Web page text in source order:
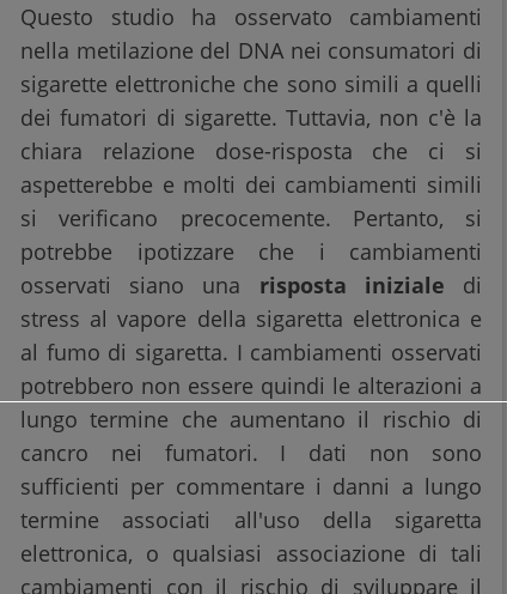
Questo studio ha osservato cambiamenti
nella metilazione del DNA nei consumatori di
sigarette elettroniche che sono simili a quelli
dei fumatori di sigarette. Tuttavia, non c'è la
chiara relazione dose-risposta che ci si
aspetterebbe e molti dei cambiamenti simili
si verificano precocemente. Pertanto, si
potrebbe ipotizzare che i cambiamenti
osservati siano una risposta iniziale di
stress al vapore della sigaretta elettronica e
al fumo di sigaretta. I cambiamenti osservati
potrebbero non essere quindi le alterazioni a
lungo termine che aumentano il rischio di
cancro nei fumatori. I dati non sono
sufficienti per commentare i danni a lungo
termine associati all'uso della sigaretta
elettronica, o qualsiasi associazione di tali
cambiamenti con il rischio di sviluppare il